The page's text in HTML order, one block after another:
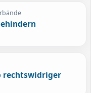
rechtswidriger